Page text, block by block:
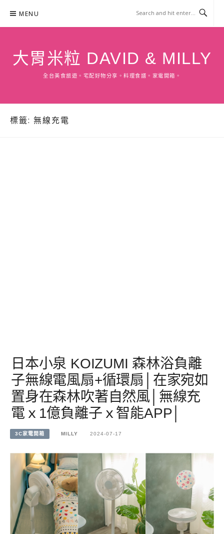
content
MENU
大胃米粒 DAVID & MILLY
全台美食旅遊。宅配好物分享。料理食譜。家電開箱。
標籤: 無線充電
日本小泉 KOIZUMI 森林浴負離
子無線電風扇+循環扇│在家宛如
置身在森林吹著自然風│無線充
電ｘ1億負離子ｘ智能APP│
3C家電開箱 MILLY 2024-07-17